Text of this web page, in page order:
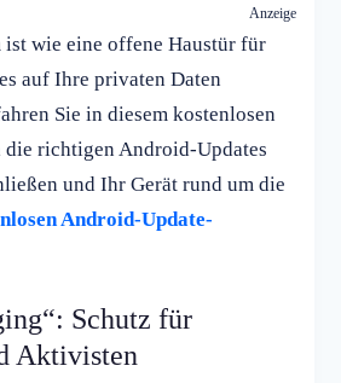
Anzeige
ist wie eine offene Haustür für
auf Ihre privaten Daten
Sie in diesem kostenlosen
die richtigen Android-Updates
und Ihr Gerät rund um die
Android-Update-
Schutz für
Aktivisten